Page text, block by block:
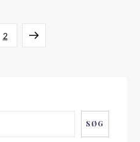
Page
2 Next
SØG